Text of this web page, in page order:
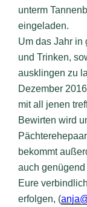
unterm
eingeladen.
Um das Jahr in
und Trinken,
ausklingen zu
Dezember
mit all jenen
Bewirten wird
bekommt
auch
Eure
erfolgen, (